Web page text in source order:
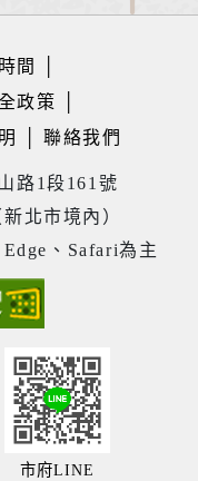
間
政策
│聯絡我們
路1段161號
北市境內）
、Safari為主
市府LINE